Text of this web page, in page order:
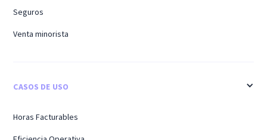
Seguros
Venta minorista
CASOS DE USO
Horas Facturables